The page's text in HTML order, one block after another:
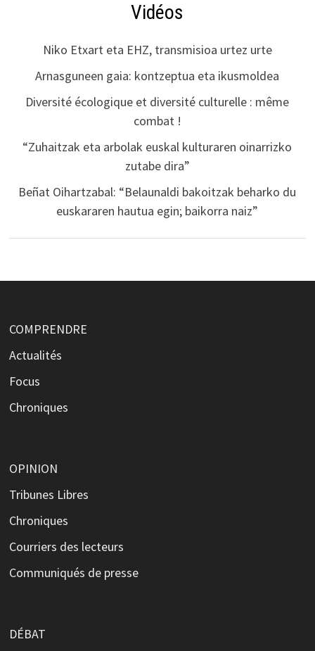
Vidéos
Niko Etxart eta EHZ, transmisioa urtez urte
Arnasguneen gaia: kontzeptua eta ikusmoldea
Diversité écologique et diversité culturelle : même
combat !
“Zuhaitzak eta arbolak euskal kulturaren oinarrizko
zutabe dira”
Beñat Oihartzabal: “Belaunaldi bakoitzak beharko du
euskararen hautua egin; baikorra naiz”
COMPRENDRE
Actualités
Focus
Chroniques
OPINION
Tribunes Libres
Chroniques
Courriers des lecteurs
Communiqués de presse
DÉBAT